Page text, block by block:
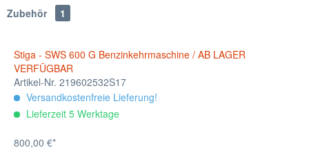
Zubehör
1
Stiga - SWS 600 G Benzinkehrmaschine / AB LAGER
VERFÜGBAR
Artikel-Nr. 219602532S17
Versandkostenfreie Lieferung!
Lieferzeit 5 Werktage
800,00 €*